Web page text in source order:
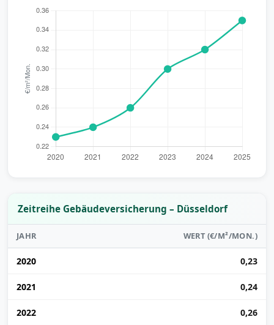
Zeitreihe Gebäudeversicherung – Düsseldorf
JAHR WERT (€/M²/MON.)
2020 0,23
2021 0,24
2022 0,26